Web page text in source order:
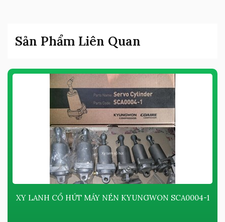
Sản Phẩm Liên Quan
XY LANH CỔ HÚT MÁY NÉN KYUNGWON SCA0004-1